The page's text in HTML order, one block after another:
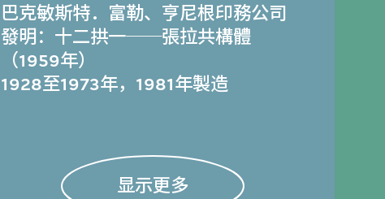
巴克敏斯特．富勒、 亨尼根印務公司
發明：十二拱一──張拉共構體
（1959年）
1928至1973年，1981年製造
显示更多